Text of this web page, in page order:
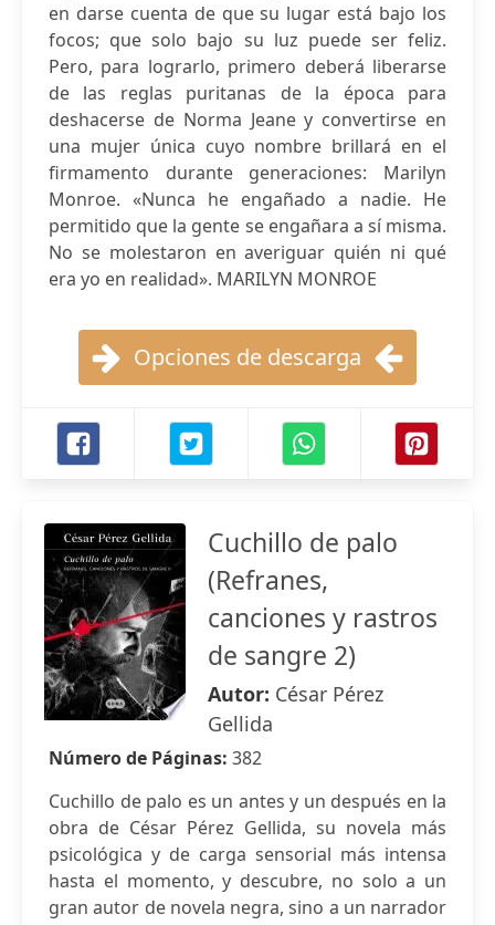
en darse cuenta de que su lugar está bajo los
focos; que solo bajo su luz puede ser feliz.
Pero, para lograrlo, primero deberá liberarse
de las reglas puritanas de la época para
deshacerse de Norma Jeane y convertirse en
una mujer única cuyo nombre brillará en el
firmamento durante generaciones: Marilyn
Monroe. «Nunca he engañado a nadie. He
permitido que la gente se engañara a sí misma.
No se molestaron en averiguar quién ni qué
era yo en realidad». MARILYN MONROE
Opciones de descarga
Cuchillo de palo
(Refranes,
canciones y rastros
de sangre 2)
Autor: César Pérez
Gellida
Número de Páginas: 382
Cuchillo de palo es un antes y un después en la
obra de César Pérez Gellida, su novela más
psicológica y de carga sensorial más intensa
hasta el momento, y descubre, no solo a un
gran autor de novela negra, sino a un narrador